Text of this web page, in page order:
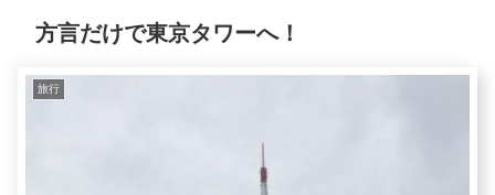
方言だけで東京タワーへ！
旅行